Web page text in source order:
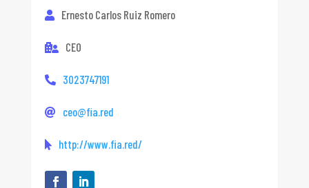
Ernesto Carlos Ruiz Romero
CEO
3023747191
ceo@fia.red
http://www.fia.red/